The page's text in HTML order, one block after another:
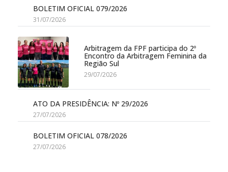
BOLETIM OFICIAL 079/2026
31/07/2026
Arbitragem da FPF participa do 2º
Encontro da Arbitragem Feminina da
Região Sul
29/07/2026
ATO DA PRESIDÊNCIA: Nº 29/2026
27/07/2026
BOLETIM OFICIAL 078/2026
27/07/2026